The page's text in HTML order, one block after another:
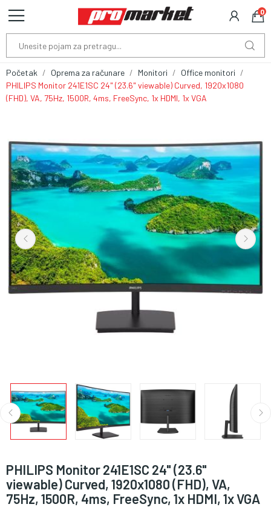
0
Početak Oprema za računare Monitori
Office monitori
PHILIPS Monitor 241E1SC 24" (23.6" viewable) Curved, 1920x1080
(FHD), VA, 75Hz, 1500R, 4ms, FreeSync, 1x HDMI, 1x VGA
PHILIPS Monitor 241E1SC 24" (23.6"
viewable) Curved, 1920x1080 (FHD), VA,
75Hz, 1500R, 4ms, FreeSync, 1x HDMI, 1x VGA